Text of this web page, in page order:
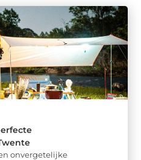
onvergetelijke